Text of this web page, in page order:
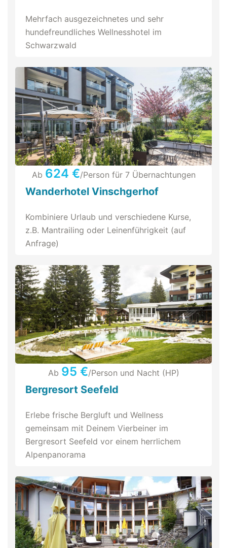
Mehrfach ausgezeichnetes und sehr
hundefreundliches Wellnesshotel im
Schwarzwald
Ab 624 €/Person für 7 Übernachtungen
Wanderhotel Vinschgerhof
Kombiniere Urlaub und verschiedene Kurse,
z.B. Mantrailing oder Leinenführigkeit (auf
Anfrage)
Ab 95 €/Person und Nacht (HP)
Bergresort Seefeld
Erlebe frische Bergluft und Wellness
gemeinsam mit Deinem Vierbeiner im
Bergresort Seefeld vor einem herrlichem
Alpenpanorama